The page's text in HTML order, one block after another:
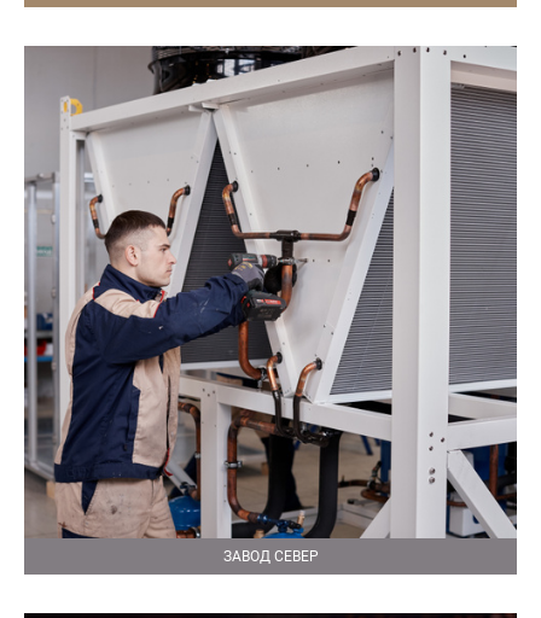
ЗАВОД СЕВЕР